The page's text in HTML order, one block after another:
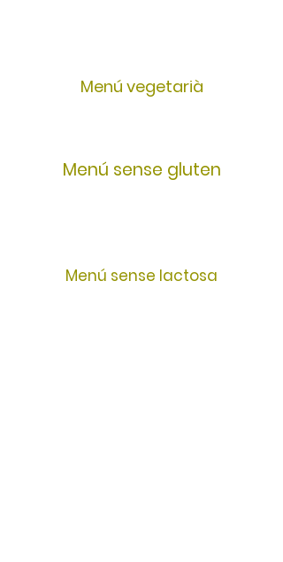
Menú vegetarià
Menú sense gluten
Menú sense lactosa